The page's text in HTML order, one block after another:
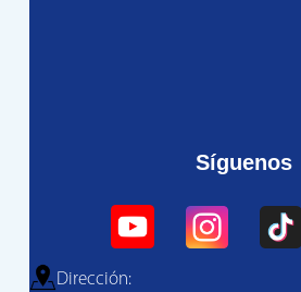
Síguenos
Dirección: